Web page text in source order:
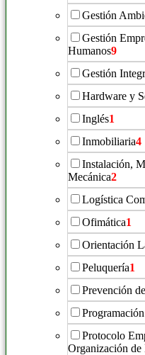
Gestión
Gestión
Humanos9
Gestión
Hardware y
Inglés1
Inmobiliaria4
Instalación,
Mecánica2
Logística
Ofimática1
Orientación
Peluquería1
Prevención
Protocolo
Organización de